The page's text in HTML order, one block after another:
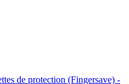
de protection (Fingersave) -